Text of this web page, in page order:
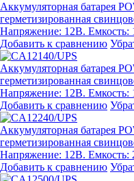
Аккумуляторная батарея
герметизированная
Напряжение: 12В. Емкость:
Добавить к сравнению
Аккумуляторная батарея
герметизированная
Напряжение: 12В. Емкость:
Добавить к сравнению
Аккумуляторная батарея
герметизированная
Напряжение: 12В. Емкость:
Добавить к сравнению